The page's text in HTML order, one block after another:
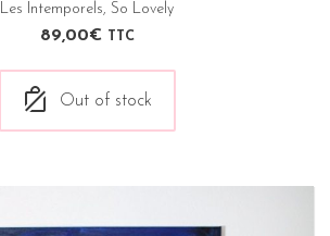
Les Intemporels, So Lovely
89,00€ TTC
Out of stock